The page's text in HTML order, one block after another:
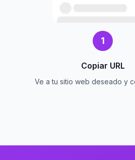
1
Copiar URL
Ve a tu sitio web deseado y